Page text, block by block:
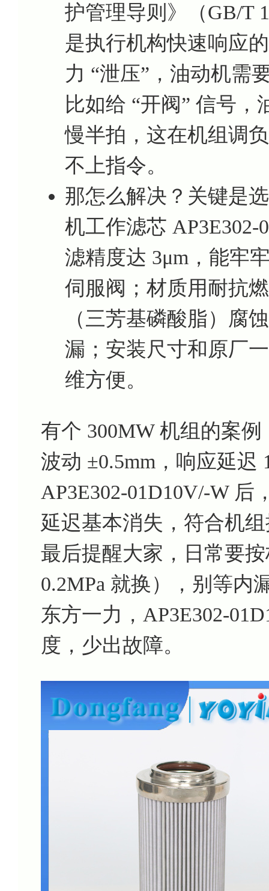
护管理导则》（GB/T
是执行机构快速响应
力 “泄压”，油动机需
比如给 “开阀” 信号
慢半拍，这在机组调
不上指令。
那怎么解决？关键是
机工作滤芯
滤精度达 3μm，能牢
伺服阀；材质用耐抗
（三芳基磷酸脂）腐
漏；安装尺寸和原厂
维方便。
有个 300MW 机组的案
波动 ±0.5mm，响应延迟
AP3E302-01D10V/-W 后
延迟基本消失，符合机
最后提醒大家，日常要
0.2MPa 就换），别等内
东方一力，AP3E302-
度，少出故障。